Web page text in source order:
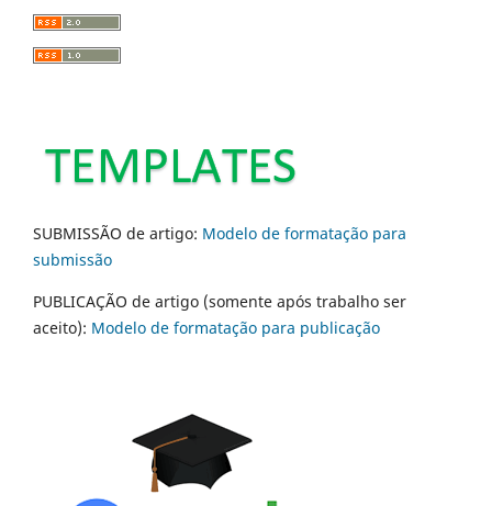
SUBMISSÃO de artigo: Modelo de formatação para
submissão
PUBLICAÇÃO de artigo (somente após trabalho ser
aceito): Modelo de formatação para publicação